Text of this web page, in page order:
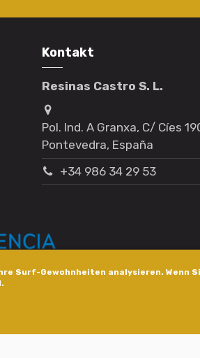
Surf-Gewohnheiten analysieren. Wenn
Kontakt
Resinas Castro S. L.
Pol. Ind. A Granxa, C/ Cíes
Pontevedra, España
+34 986 34 29 53